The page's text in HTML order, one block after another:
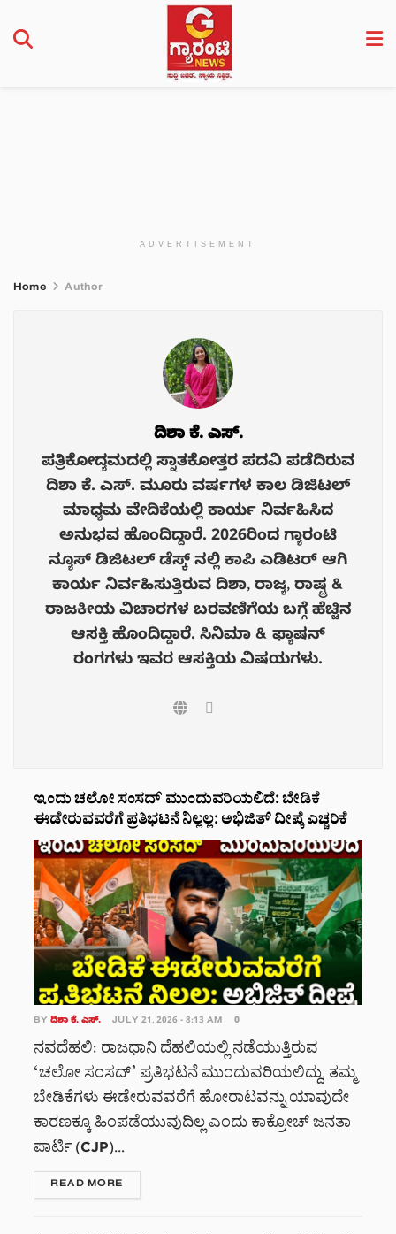
ADVERTISEMENT
Home Author
ದಿಶಾ ಕೆ. ಎಸ್.
ಪತ್ರಿಕೋದ್ಯಮದಲ್ಲಿ ಸ್ನಾತಕೋತ್ತರ ಪದವಿ ಪಡೆದಿರುವ
ದಿಶಾ ಕೆ. ಎಸ್. ಮೂರು ವರ್ಷಗಳ ಕಾಲ ಡಿಜಿಟಲ್
ಮಾಧ್ಯಮ ವೇದಿಕೆಯಲ್ಲಿ ಕಾರ್ಯ ನಿರ್ವಹಿಸಿದ
ಅನುಭವ ಹೊಂದಿದ್ದಾರೆ. 2026ರಿಂದ ಗ್ಯಾರಂಟಿ
ನ್ಯೂಸ್ ಡಿಜಿಟಲ್ ಡೆಸ್ಕ್ ನಲ್ಲಿ ಕಾಪಿ ಎಡಿಟರ್ ಆಗಿ
ಕಾರ್ಯ ನಿರ್ವಹಿಸುತ್ತಿರುವ ದಿಶಾ, ರಾಜ್ಯ, ರಾಷ್ಟ್ರ &
ರಾಜಕೀಯ ವಿಚಾರಗಳ ಬರವಣಿಗೆಯ ಬಗ್ಗೆ ಹೆಚ್ಚಿನ
ಆಸಕ್ತಿ ಹೊಂದಿದ್ದಾರೆ. ಸಿನಿಮಾ & ಫ್ಯಾಷನ್
ರಂಗಗಳು ಇವರ ಆಸಕ್ತಿಯ ವಿಷಯಗಳು.
ಇಂದು ಚಲೋ ಸಂಸದ್‌ ಮುಂದುವರಿಯಲಿದೆ: ಬೇಡಿಕೆ
ಈಡೇರುವವರೆಗೆ ಪ್ರತಿಭಟನೆ ನಿಲ್ಲಲ್ಲ: ಅಭಿಜಿತ್ ದೀಪ್ಕೆ ಎಚ್ಚರಿಕೆ
BY ದಿಶಾ ಕೆ. ಎಸ್. JULY 21, 2026 - 8:13 AM 0
ನವದೆಹಲಿ: ರಾಜಧಾನಿ ದೆಹಲಿಯಲ್ಲಿ ನಡೆಯುತ್ತಿರುವ
‘ಚಲೋ ಸಂಸದ್’ ಪ್ರತಿಭಟನೆ ಮುಂದುವರಿಯಲಿದ್ದು, ತಮ್ಮ
ಬೇಡಿಕೆಗಳು ಈಡೇರುವವರೆಗೆ ಹೋರಾಟವನ್ನು ಯಾವುದೇ
ಕಾರಣಕ್ಕೂ ಹಿಂಪಡೆಯುವುದಿಲ್ಲ ಎಂದು ಕಾಕ್ರೋಚ್ ಜನತಾ
ಪಾರ್ಟಿ (CJP)...
READ MORE